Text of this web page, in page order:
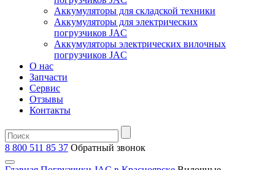
Аккумуляторы для складской техники
Аккумуляторы для электрических
погрузчиков JAC
Аккумуляторы электрических вилочных
погрузчиков JAC
О нас
Запчасти
Сервис
Отзывы
Контакты
8 800 511 85 37 Oбратный звонок